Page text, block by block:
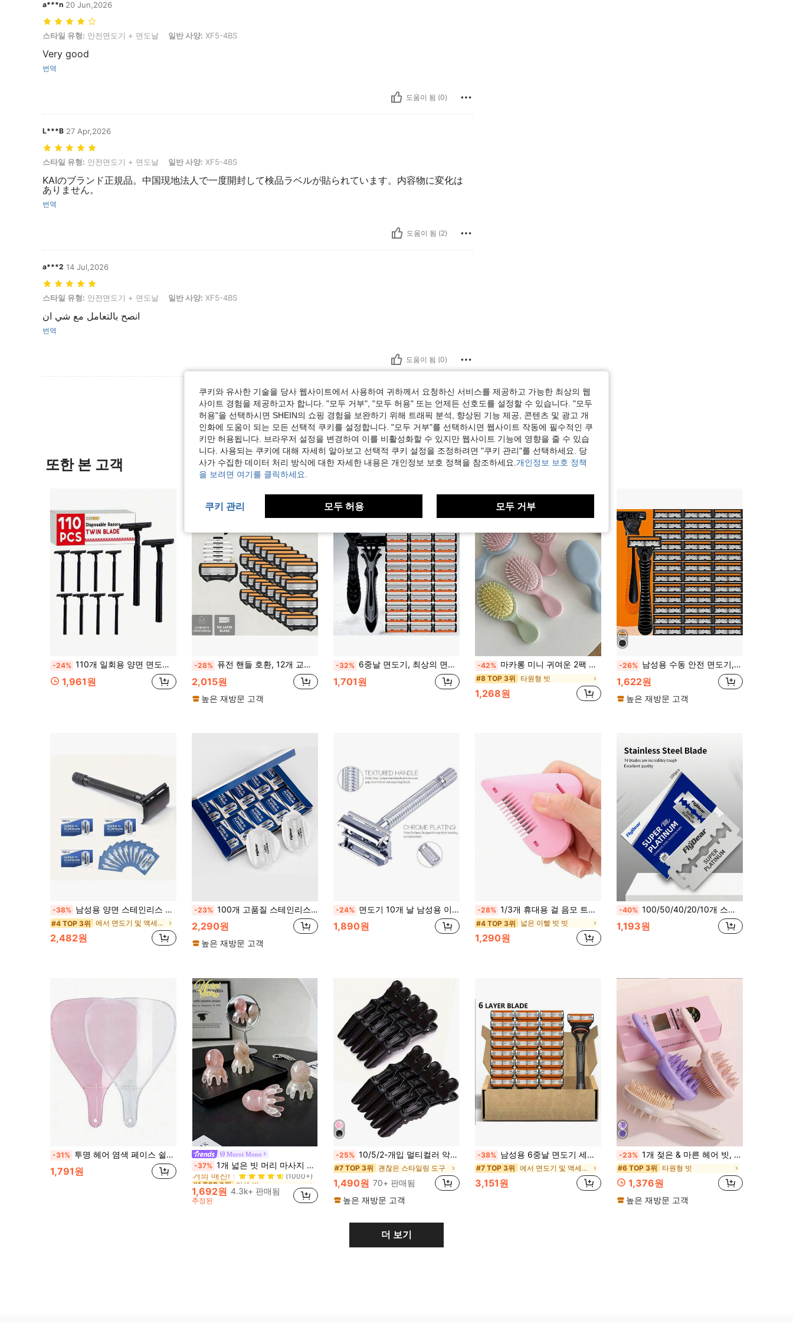
a***n 20 Jun,2026
스타일 유형: 안전면도기 + 면도날, 일반 사양: XF5-4BS
스타일 유형: 안전면도기 + 면도날 일반 사양: XF5-4BS
Very good
번역
도움이 됨 (0)
L***B 27 Apr,2026
스타일 유형: 안전면도기 + 면도날, 일반 사양: XF5-4BS
스타일 유형: 안전면도기 + 면도날 일반 사양: XF5-4BS
KAIのブランド正規品。中国現地法人で一度開封して検品ラベルが貼られています。内容物に変化は
ありません。
번역
도움이 됨 (2)
a***2 14 Jul,2026
스타일 유형: 안전면도기 + 면도날, 일반 사양: XF5-4BS
스타일 유형: 안전면도기 + 면도날 일반 사양: XF5-4BS
انصح بالتعامل مع شي ان
번역
도움이 됨 (0)
리뷰 더 보기
또한 본 고객
-24% 110개 일회용 양면 면도날, 투명 안전 커버 포함, 유니섹스, 스테인리스 스틸 날, 다기능 휴대용 면도기, 목욕, 호텔, 여행에 적합, 블랙
1,961원
-28% 퓨전 핸들 호환, 12개 교체용 날 포함 남성용 수동 면도기, 6중 스테인리스 스틸 쉐이버 블레이드, 남성용 클래식 일상 그루밍 도구
2,015원
높은 재방문 고객
-32% 6중날 면도기, 최상의 면도 경험을 위해 특별히 설계되었습니다. 교체 가능한 헤드, 미끄럼 방지 핸들, 모낭 깊숙이 도달하여 정밀한 제모를 가능하게 하는 점진적 층상 날이 특징입니다. 피부를 매끄럽게 남깁니다
1,701원
-42% 마카롱 미니 귀여운 2팩 미니 칫솔 휴대용 여행용 습식 및 건식 에어 쿠션 칫솔, 일상 여행 및 야외 사용에 적합, 어린이 및 걸 에어 쿠션 빗, 헤어 케어. 걸 선물, 개학 시즌, 졸업 시즌, 엄마와 친구들을 위한, 여행, 직장, 학교
#8 TOP 3위 타원형 빗
1,268원
-26% 남성용 수동 안전 면도기, 3중 스테인리스 스틸 면도날, 교체 가능한 면도 헤드
1,622원
높은 재방문 고객
-38% 남성용 양면 스테인리스 스틸 수동 면도기, 강력한 미끄럼 방지 손잡이 및 빠른 칼날 교체 (10/20/30개 칼날 포함 면도기 1개)
#4 TOP 3위 에서 면도기 및 액세서리
2,482원
-23% 100개 고품질 스테인리스 스틸 핸드 면도기 날, 면도에 적합한 날카롭고 내구성 있는 다용도 날, 이중면도날
2,290원
높은 재방문 고객
-24% 면도기 10개 날 남성용 이중날 면도기 휴대용 재사용 가능 수동 면도기 가정용 살롱용
1,890원
-28% 1/3개 휴대용 걸 음모 트리머 하트 모양의 친밀한 쉐이핑 도구, 걸, 걸 소형 헤어 면도기 빗 커터, 헤어 브러시, 빗, 헤어 도구, 미용실 미용실 개학, 여행 휴가 필수품, 걸 헤어 액세서리, 브러시, 엉킴 방지 브러시, 나무 빗, 헤어 브러시, 미용 장비, 헤어스타일, 미용, 헤어 브러시, 브러시 헤어 브러시 세트, 빗 헤어, 곱슬머리용 빗, 엉킴 방지 브러시, 걸 헤어 브러시, 이발사 액세서리, 이발소, 미용 장비
#4 TOP 3위 넓은 이빨 빗 빗
1,290원
-40% 100/50/40/20/10개 스테인리스 스틸 이중날 면도날 | 남녀용 면도기 | 정밀 제작된 헤어컷 및 그루밍 도구
1,193원
-31% 투명 헤어 염색 페이스 쉴드, 인체공학적 & 경량 헤어 스타일리스트 보호 커버
1,791원
Muroi Mono
-37% 1개 넓은 빗 머리 마사지 헤어 빗 귀여운 문어 모양, 수지 소재, 둥근 이빨, 편안한 두피 마사지, 4가지 색상 사용 가능한 헤어 도구, 브러쉬, 헤어 브러쉬, 엣지 브러쉬, 브러쉬 헤어, 헤어 빗, 빗 머리, 디탱글링 브러쉬, 볼 브러쉬, 미니 헤어 브러쉬, 헤어 브러쉬 세트, 나무 빗, 헤어 브러쉬, 머리, 헤어브러쉬, Peines Para El Cabello, 빗, 이발사, 헤어 도구, Peines, 헤어 제품, 헤어 액세서리, 브러쉬, 슬릭 백 브러쉬, Cepillo, Cepillos Para El Cabello, 헤어 케어, 헤어 브러쉬, 브러쉬 헤어, 헤어 빗, 이발사 액세서리, Cepillos De Pelo, 빗 머리, 곱슬 머리 브러쉬, 여행, Cepillo Para Rizos, 헤어 스터프, 디탱글링 브러쉬, 볼 브러쉬, 미니 헤어 브러쉬, 헤어 액세서리, 곱슬 머리 제품, Peine Para Rizos, Cepillos, 미용 장비, 액세서리, Brochas, 크리스마스, Spazzola Tonda Capelli, Spazzola Rotonda, 헤어 브러쉬 세트, Peines Para El Pelo, 이발소, Brosse à Cheveux, Barberia Accesorios, Accesorios Para El Cabello, Peluqueria, 나무 빗
#1 TOP 3위
거의 매진!
(1000+)
#1 TOP 3위
다색 빗
거의 매진! (1000+)
#1 TOP 3위 다색 빗
거의 매진!
(1000+)
#1 TOP 3위
다색 빗
거의 매진!
1,692원 4.3k+ 판매됨
추정된
-25% 10/5/2-개입 멀티컬러 악어 헤어 섹셔닝 클립 - 내구성 있는 미끄럼 방지 그립, 헤어 염색, 펌, 섹셔닝을 위한 쉬운 스타일링 및 살롱 사용 - 헤어드레서와 가정용 사용자를 위한 프리미엄 플라스틱 악어 클립
#7 TOP 3위 괜찮은 스타일링 도구
1,490원 70+ 판매됨
높은 재방문 고객
-38% 남성용 6중날 면도기 세트, 24/20/16/12/8/4개 재사용 가능한 날 포함 - 편안하고 부드러운 면도 도구
#7 TOP 3위 에서 면도기 및 액세서리
3,151원
-23% 1개 젖은 & 마른 헤어 빗, 긴 손잡이 실리콘 그립 양면 샴푸 브러시 마사지 브러시, 부드러운 실리콘 두피 세정 브러시가 있는 듀얼 헤드 디자인, 개학 & 여행 필수품
#6 TOP 3위 타원형 빗
1,376원
높은 재방문 고객
더 보기
쿠키와 유사한 기술을 당사 웹사이트에서 사용하여 귀하께서 요청하신 서비스를 제공하고 가능한 최상의 웹
사이트 경험을 제공하고자 합니다. "모두 거부", "모두 허용" 또는 언제든 선호도를 설정할 수 있습니다. "모두
허용"을 선택하시면 SHEIN의 쇼핑 경험을 보완하기 위해 트래픽 분석, 향상된 기능 제공, 콘텐츠 및 광고 개
인화에 도움이 되는 모든 선택적 쿠키를 설정합니다. "모두 거부"를 선택하시면 웹사이트 작동에 필수적인 쿠
키만 허용됩니다. 브라우저 설정을 변경하여 이를 비활성화할 수 있지만 웹사이트 기능에 영향을 줄 수 있습
니다. 사용되는 쿠키에 대해 자세히 알아보고 선택적 쿠키 설정을 조정하려면 "쿠키 관리"를 선택하세요. 당
사가 수집한 데이터 처리 방식에 대한 자세한 내용은 개인정보 보호 정책을 참조하세요. 개인정보 보호 정책
을 보려면 여기를 클릭하세요.
쿠키 관리 모두 허용 모두 거부